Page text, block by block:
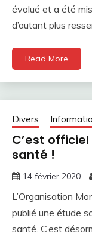
évolué et a été
d’autant plus
Read More
Divers
C’est
santé !
14 février 2020
L’Organisation
publié une étude
santé. C’est